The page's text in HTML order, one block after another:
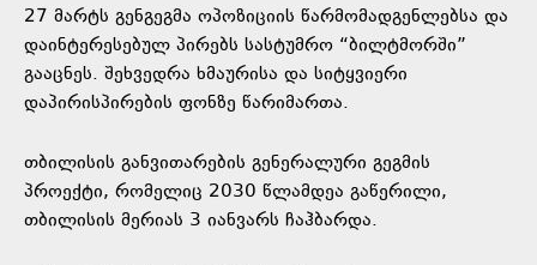
27 მარტს გენგეგმა ოპოზიციის წარმომადგენლებსა და
დაინტერესებულ პირებს სასტუმრო “ბილტმორში”
გააცნეს. შეხვედრა ხმაურისა და სიტყვიერი
დაპირისპირების ფონზე წარიმართა.
თბილისის განვითარების გენერალური გეგმის
პროექტი, რომელიც 2030 წლამდეა გაწერილი,
თბილისის მერიას 3 იანვარს ჩაჰბარდა.